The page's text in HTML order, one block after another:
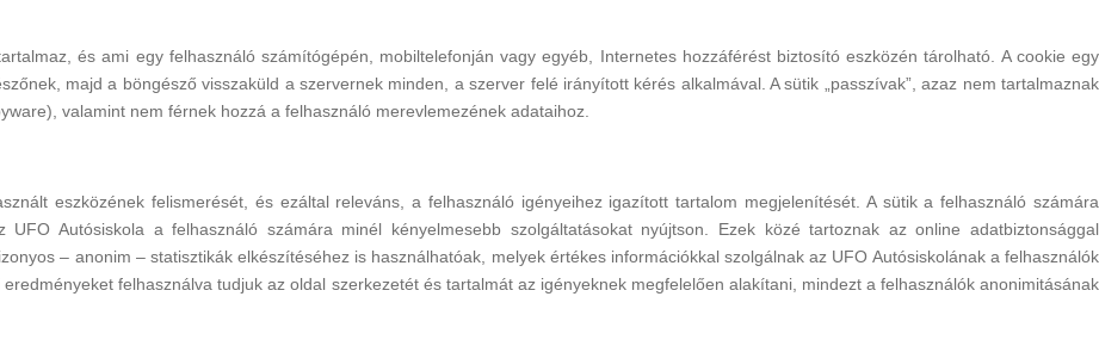
és ami egy felhasználó számítógépén, mobiltelefonján vagy egyéb, Internetes hozzáférést biztosító eszközén tárolható. A cookie egy
majd a böngésző visszaküld a szervernek minden, a szerver felé irányított kérés alkalmával. A sütik „passzívak”, azaz nem tartalmaznak
valamint nem férnek hozzá a felhasználó merevlemezének adataihoz.
eszközének felismerését, és ezáltal releváns, a felhasználó igényeihez igazított tartalom megjelenítését. A sütik a felhasználó számára
Autósiskola a felhasználó számára minél kényelmesebb szolgáltatásokat nyújtson. Ezek közé tartoznak az online adatbiztonsággal
– anonim – statisztikák elkészítéséhez is használhatóak, melyek értékes információkkal szolgálnak az UFO Autósiskolának a felhasználók
felhasználva tudjuk az oldal szerkezetét és tartalmát az igényeknek megfelelően alakítani, mindezt a felhasználók anonimitásának